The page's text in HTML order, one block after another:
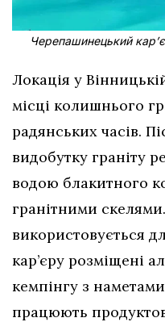
Черепашинецький
Локація у
місці колишнього
радянських часів.
видобутку граніту
водою блакитного
гранітними
використовується
кар’єру розміщені
кемпінгу з
працюють